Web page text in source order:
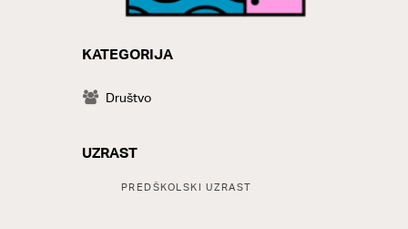
KATEGORIJA
Društvo
UZRAST
PREDŠKOLSKI UZRAST